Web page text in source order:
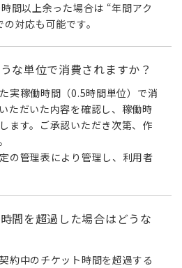
間以上余った場合は “年間アク
対応も可能です。
な単位で消費されますか？
実稼働時間（0.5時間単位）で消
ただいた内容を確認し、稼働時
ます。ご承認いただき次第、作
の管理表により管理し、利用者
間を超過した場合はどうな
約中のチケット時間を超過する